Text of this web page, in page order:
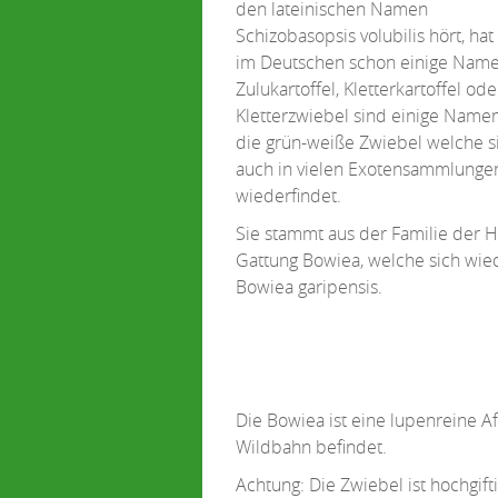
den lateinischen Namen
Schizobasopsis volubilis hört,
im Deutschen schon einige
Zulukartoffel, Kletterkartoffel
Kletterzwiebel sind einige
die grün-weiße Zwiebel welche
auch in vielen
wiederfindet.
Sie stammt aus der Familie der
Gattung Bowiea, welche sich
Bowiea garipensis.
Die Bowiea ist eine lupenreine
Wildbahn befindet.
Achtung: Die Zwiebel ist